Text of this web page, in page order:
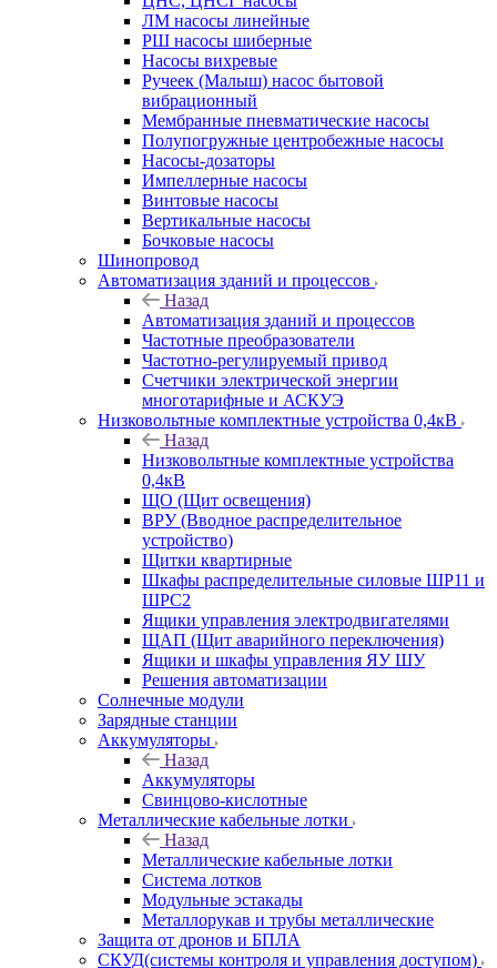
ЛМ насосы линейные
РШ насосы шиберные
Насосы вихревые
Ручеек (Малыш) насос бытовой
вибрационный
Мембранные пневматические насосы
Полупогружные центробежные насосы
Насосы-дозаторы
Импеллерные насосы
Винтовые насосы
Вертикальные насосы
Бочковые насосы
Шинопровод
Автоматизация зданий и процессов
Назад
Автоматизация зданий и процессов
Частотные преобразователи
Частотно-регулируемый привод
Счетчики электрической энергии
многотарифные и АСКУЭ
Низковольтные комплектные устройства 0,4кВ
Назад
Низковольтные комплектные устройства
0,4кВ
ЩО (Щит освещения)
ВРУ (Вводное распределительное
устройство)
Щитки квартирные
Шкафы распределительные силовые ШР11 и
ШРС2
Ящики управления электродвигателями
ЩАП (Щит аварийного переключения)
Ящики и шкафы управления ЯУ ШУ
Решения автоматизации
Солнечные модули
Зарядные станции
Аккумуляторы
Назад
Аккумуляторы
Свинцово-кислотные
Металлические кабельные лотки
Назад
Металлические кабельные лотки
Система лотков
Модульные эстакады
Металлорукав и трубы металлические
Защита от дронов и БПЛА
СКУД(системы контроля и управления доступом)